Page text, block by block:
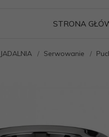
STRONA
JADALNIA Serwowanie